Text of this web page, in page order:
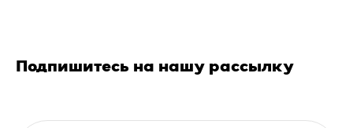
Подпишитесь на нашу рассылку